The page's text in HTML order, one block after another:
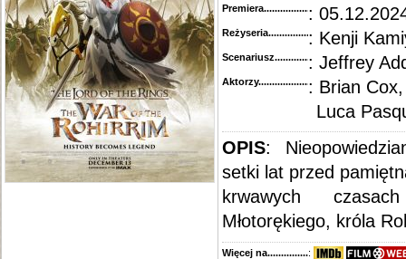
Premiera..........................................
:
Reżyseria........................................
: Kenji
Scenariusz........................................
: Jeffrey
Aktorzy...........................................
: Brian
Luca
OPIS:
setki lat przed
krwawych
Młotorękiego, króla
Więcej na........................................
: